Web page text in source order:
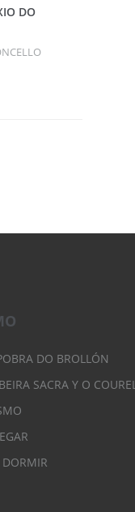
DO
DO BROLLÓN
SACRA Y O COUREL